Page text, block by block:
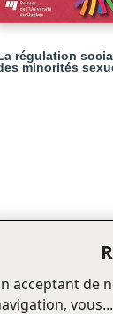
régulation
minorités
acceptant de
vous...